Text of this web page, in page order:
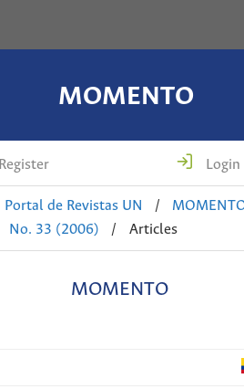
MOMENTO
Register Login
Portal de Revistas UN /
No. 33 (2006) / Articles
MOMENTO